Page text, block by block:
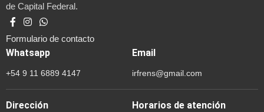
de Capital Federal.
Formulario de contacto
Whatsapp
+54 9 11 6889 4147
Email
irfrens@gmail.com
Dirección Horarios de atención